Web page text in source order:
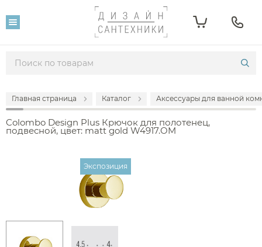
Главная страница Каталог Аксессуары для ванной
Colombo Design Plus Крючок для полотенец,
подвесной, цвет: matt gold W4917.OM
Экспозиция
Экспозиция